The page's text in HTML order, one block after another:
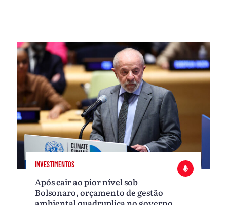
INVESTIMENTOS
Após cair ao pior nível sob
Bolsonaro, orçamento de gestão